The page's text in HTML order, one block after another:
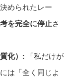
められたレー
を完全に停止さ
化）:「私だけが
は「全く同じよ